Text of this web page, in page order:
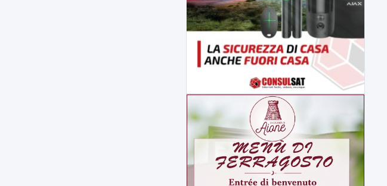
7 AGOSTO 2026 SPORT
Av Calcio, Manzi alla Scafatese.
Insigne conteso da Spezia e
Avellino Calcio, per quanto riguarda il
terzino Simone Cinquegrano si...